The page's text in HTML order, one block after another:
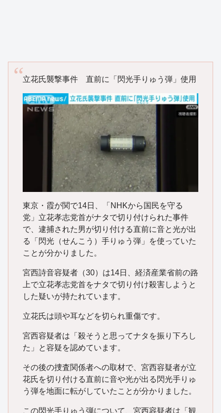
立花氏襲撃事件 直前に「閃光手りゅう弾」使用
東京・霞が関で14日、「NHKから国民を守る
党」立花孝志党首がナタで切り付けられた事件
で、逮捕された男が切り付ける直前に音と光が出
る「閃光（せんこう）手りゅう弾」を使っていた
ことが分かりました。
宮西詩音容疑者（30）は14日、経済産業省前の路
上で立花孝志党首をナタで切り付け殺害しようと
した疑いが持たれています。
立花氏は頭や耳などを切られ重傷です。
宮西容疑者は「殺そうと思ってナタを振り下ろし
た」と容疑を認めています。
その後の捜査関係者への取材で、宮西容疑者が立
花氏を切り付ける直前に音や光が出る閃光手りゅ
う弾を地面に転がしていたことが分かりました。
この閃光手りゅう弾について、宮西容疑者は「観